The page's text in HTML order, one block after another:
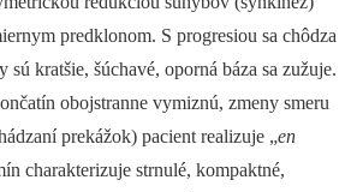
predklonom. S progresiou sa chôdza
sú kratšie, šúchavé, oporná báza sa zužuje.
obojstranne vymiznú, zmeny smeru
prekážok) pacient realizuje „en
charakterizuje strnulé, kompaktné,